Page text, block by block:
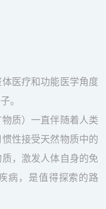
医疗和功能医学角度
。
质）一直伴随着人类
性接受天然物质中的
，激发人体自身的免
病，是值得探索的路